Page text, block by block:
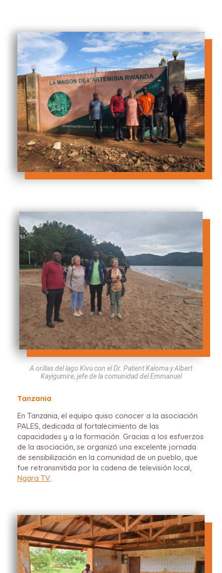
A orillas del lago Kivu con el Dr. Patient Kaloma y Albert
Kayigumire, jefe de la comunidad del Emmanuel
Tanzania
En Tanzania, el equipo quiso conocer a la asociación
PALES, dedicada al fortalecimiento de las
capacidades y a la formación. Gracias a los esfuerzos
de la asociación, se organizó una excelente jornada
de sensibilización en la comunidad de un pueblo, que
fue retransmitida por la cadena de televisión local,
Ngara TV.